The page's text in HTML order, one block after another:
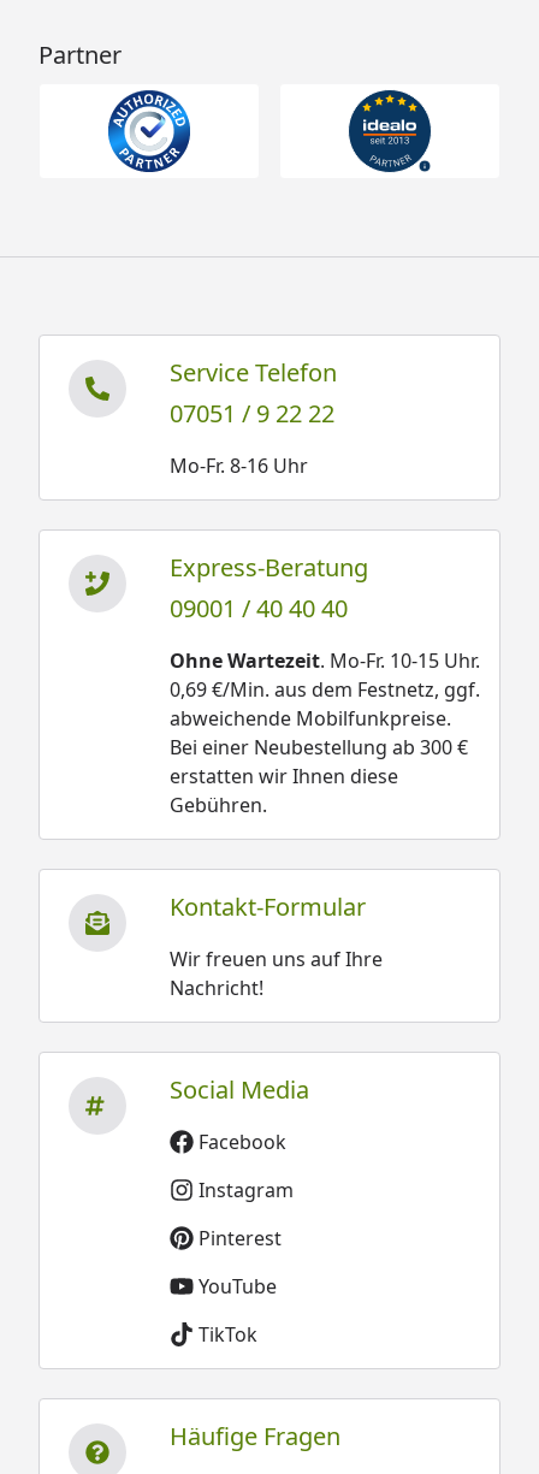
Partner
Service Telefon
07051 / 9 22 22
Mo-Fr. 8-16 Uhr
Express-Beratung
09001 / 40 40 40
Ohne Wartezeit. Mo-Fr. 10-15 Uhr.
0,69 €/Min. aus dem Festnetz, ggf.
abweichende Mobilfunkpreise.
Bei einer Neubestellung ab 300 €
erstatten wir Ihnen diese
Gebühren.
Kontakt-Formular
Wir freuen uns auf Ihre
Nachricht!
Social Media
Facebook
Instagram
Pinterest
YouTube
TikTok
Häufige Fragen